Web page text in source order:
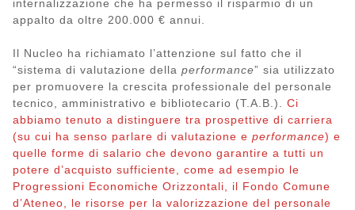
internalizzazione che ha permesso il risparmio di un
appalto da oltre 200.000 € annui.
Il Nucleo ha richiamato l’attenzione sul fatto che il
“sistema di valutazione della performance” sia utilizzato
per promuovere la crescita professionale del personale
tecnico, amministrativo e bibliotecario (T.A.B.). Ci
abbiamo tenuto a distinguere tra prospettive di carriera
(su cui ha senso parlare di valutazione e performance) e
quelle forme di salario che devono garantire a tutti un
potere d’acquisto sufficiente, come ad esempio le
Progressioni Economiche Orizzontali, il Fondo Comune
d’Ateneo, le risorse per la valorizzazione del personale